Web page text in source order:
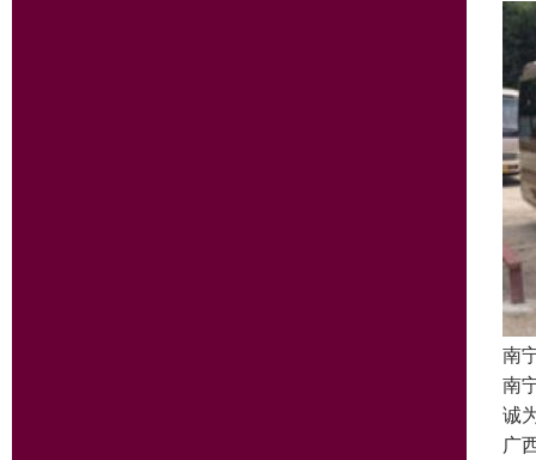
南
南
诚
广